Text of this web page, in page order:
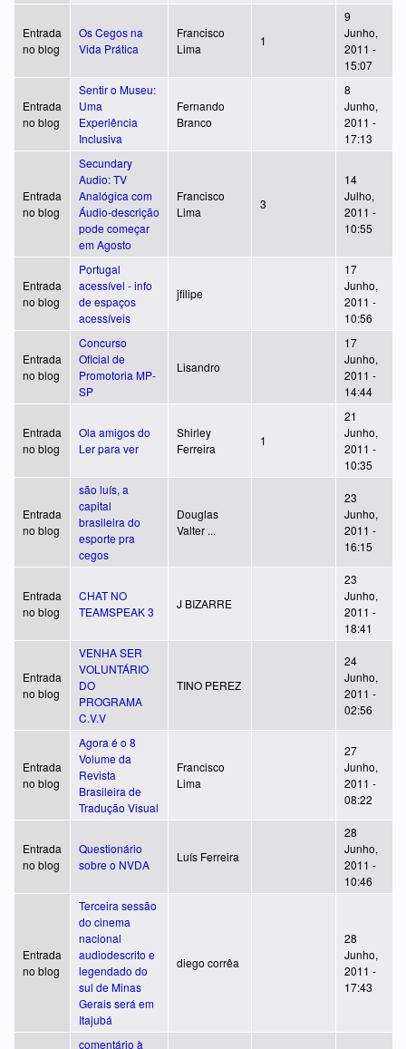
Entrada
no blog
Os Cegos na
Vida Prática
Francisco
Lima
1
9
Junho,
2011 -
15:07
Entrada
no blog
Sentir o Museu:
Uma
Experiência
Inclusiva
Fernando
Branco
8
Junho,
2011 -
17:13
Entrada
no blog
Secundary
Audio: TV
Analógica com
Áudio-descrição
pode começar
em Agosto
Francisco
Lima
3
14
Julho,
2011 -
10:55
Entrada
no blog
Portugal
acessível - info
de espaços
acessíveis
jfilipe
17
Junho,
2011 -
10:56
Entrada
no blog
Concurso
Oficial de
Promotoria MP-
SP
Lisandro
17
Junho,
2011 -
14:44
Entrada
no blog
Ola amigos do
Ler para ver
Shirley
Ferreira
1
21
Junho,
2011 -
10:35
Entrada
no blog
são luís, a
capital
brasileira do
esporte pra
cegos
Douglas
Valter ...
23
Junho,
2011 -
16:15
Entrada
no blog
CHAT NO
TEAMSPEAK 3
J BIZARRE
23
Junho,
2011 -
18:41
Entrada
no blog
VENHA SER
VOLUNTÁRIO
DO
PROGRAMA
C.V.V
TINO PEREZ
24
Junho,
2011 -
02:56
Entrada
no blog
Agora é o 8
Volume da
Revista
Brasileira de
Tradução Visual
Francisco
Lima
27
Junho,
2011 -
08:22
Entrada
no blog
Questionário
sobre o NVDA
Luís Ferreira
28
Junho,
2011 -
10:46
Entrada
no blog
Terceira sessão
do cinema
nacional
audiodescrito e
legendado do
sul de Minas
Gerais será em
Itajubá
diego corrêa
28
Junho,
2011 -
17:43
comentário à